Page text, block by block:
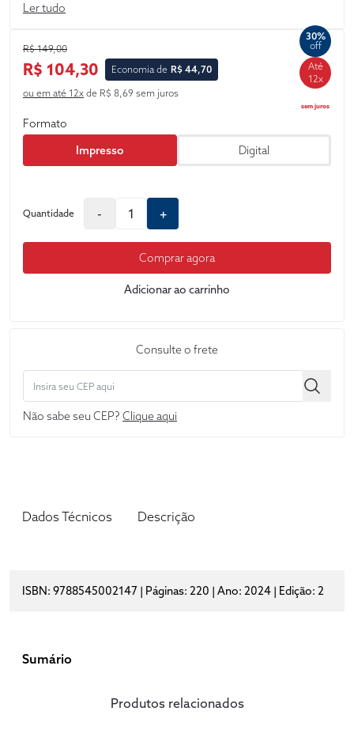
Ler tudo
R$ 149,00
R$ 104,30 Economia de R$ 44,70
30%
off
Até
12x
sem juros
ou em até 12x de R$ 8,69 sem juros
Formato
Impresso
Digital
Quantidade - +
Comprar agora
Adicionar ao carrinho
Consulte o frete
Não sabe seu CEP? Clique aqui
Dados Técnicos Descrição
ISBN: 9788545002147 | Páginas: 220 | Ano: 2024 | Edição: 2
Sumário
Produtos relacionados